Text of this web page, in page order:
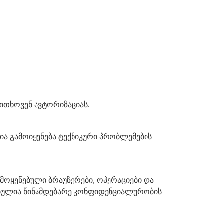
ავტორიზაციას.
გამოიყენება ტექნიკური პრობლემების
ბრაუზერები, ოპერაციები და
წინამდებარე კონფიდენციალურობის